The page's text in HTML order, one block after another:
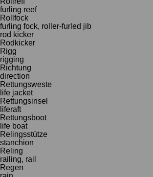
furling reef
Rollfock
furling fock, roller-furled jib
rod kicker
Rodkicker
Rigg
rigging
Richtung
direction
Rettungsweste
life jacket
Rettungsinsel
liferaft
Rettungsboot
life boat
Relingsstütze
stanchion
Reling
railing, rail
Regen